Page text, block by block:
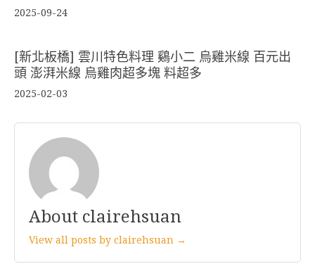
2025-09-24
[新北板橋] 雲川特色料理 鷄小二 烏雞米線 百元出
頭 澎湃米線 烏雞肉超多塊 料超多
2025-02-03
About clairehsuan
View all posts by clairehsuan →